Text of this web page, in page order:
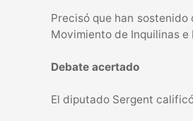
Precisó que han
Movimiento de Inquilinas
Debate acertado
El diputado Sergent